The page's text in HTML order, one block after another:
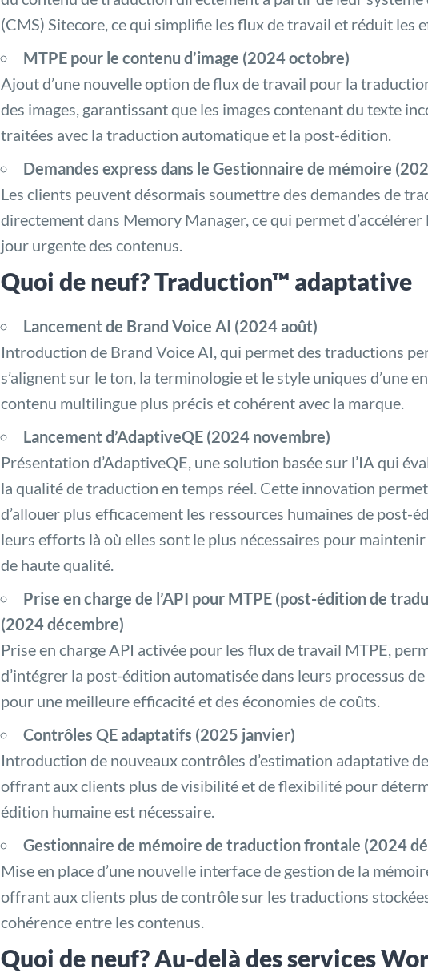
(CMS) Sitecore, ce qui simplifie les flux de travail et réduit les
MTPE pour le contenu d’image (2024 octobre)
Ajout d’une nouvelle option de flux de travail pour la
des images, garantissant que les images contenant du texte
traitées avec la traduction automatique et la post-édition.
Demandes express dans le Gestionnaire de mémoire
Les clients peuvent désormais soumettre des demandes de
directement dans Memory Manager, ce qui permet d’accélérer
jour urgente des contenus.
Quoi de neuf? Traduction™ adaptative
Lancement de Brand Voice AI (2024 août)
Introduction de Brand Voice AI, qui permet des traductions
s’alignent sur le ton, la terminologie et le style uniques d’une
contenu multilingue plus précis et cohérent avec la marque.
Lancement d’AdaptiveQE (2024 novembre)
Présentation d’AdaptiveQE, une solution basée sur l’IA qui
la qualité de traduction en temps réel. Cette innovation
d’allouer plus efficacement les ressources humaines de post-
leurs efforts là où elles sont le plus nécessaires pour
de haute qualité.
Prise en charge de l’API pour MTPE (post-édition de
(2024 décembre)
Prise en charge API activée pour les flux de travail MTPE,
d’intégrer la post-édition automatisée dans leurs processus
pour une meilleure efficacité et des économies de coûts.
Contrôles QE adaptatifs (2025 janvier)
Introduction de nouveaux contrôles d’estimation adaptative
offrant aux clients plus de visibilité et de flexibilité pour
édition humaine est nécessaire.
Gestionnaire de mémoire de traduction frontale (2024
Mise en place d’une nouvelle interface de gestion de la
offrant aux clients plus de contrôle sur les traductions
cohérence entre les contenus.
Quoi de neuf? Au-delà des services